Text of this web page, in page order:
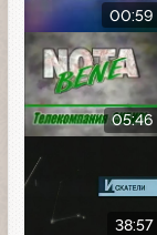
00:59
05:46
38:57